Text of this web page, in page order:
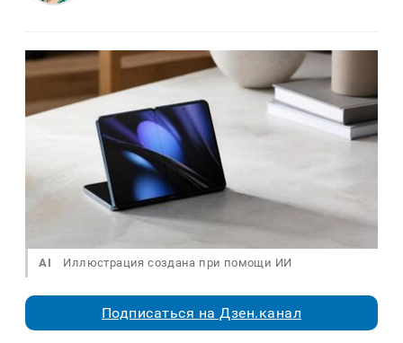
AI Иллюстрация создана при помощи ИИ
Подписаться на Дзен.канал